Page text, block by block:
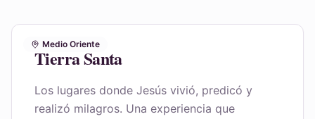
Medio Oriente
Tierra Santa
Los lugares donde Jesús vivió, predicó y
realizó milagros. Una experiencia que